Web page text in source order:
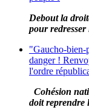
Debout la
pour
"Gaucho-bien-
danger !
l'ordre
Cohésion
doit reprendre